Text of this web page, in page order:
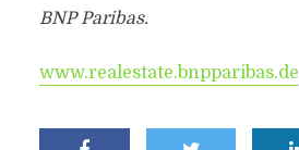
BNP Paribas.
www.realestate.bnpparibas.de